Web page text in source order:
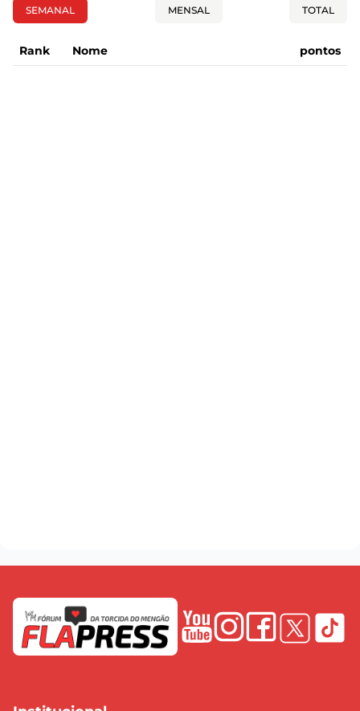
SEMANAL MENSAL TOTAL
Rank Nome pontos